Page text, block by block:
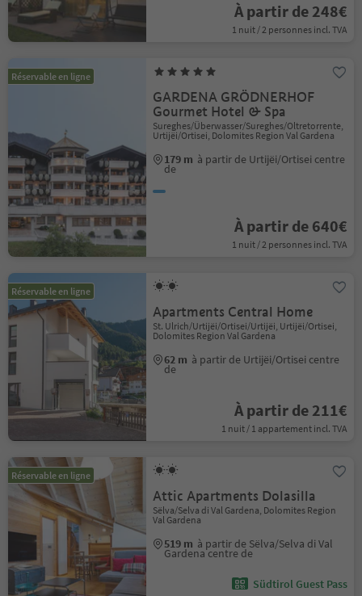
À partir de 248€
1 nuit / 2 personnes incl. TVA
Réservable en ligne
GARDENA GRÖDNERHOF
Gourmet Hotel & Spa
Sureghes/Überwasser/Sureghes/Oltretorrente,
Urtijëi/Ortisei, Dolomites Region Val Gardena
179 m à partir de Urtijëi/Ortisei centre
de
À partir de 640€
1 nuit / 2 personnes incl. TVA
Réservable en ligne
Apartments Central Home
St. Ulrich/Urtijëi/Ortisei/Urtijëi, Urtijëi/Ortisei,
Dolomites Region Val Gardena
62 m à partir de Urtijëi/Ortisei centre
de
À partir de 211€
1 nuit / 1 appartement incl. TVA
Réservable en ligne
Attic Apartments Dolasilla
Sëlva/Selva di Val Gardena, Dolomites Region
Val Gardena
519 m à partir de Sëlva/Selva di Val
Gardena centre de
Südtirol Guest Pass